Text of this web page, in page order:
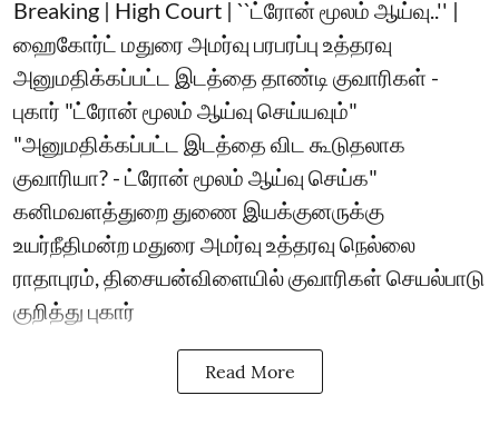
Breaking | High Court | ``ட்ரோன் மூலம் ஆய்வு..'' |
ஹைகோர்ட் மதுரை அமர்வு பரபரப்பு உத்தரவு
அனுமதிக்கப்பட்ட இடத்தை தாண்டி குவாரிகள் -
புகார் "ட்ரோன் மூலம் ஆய்வு செய்யவும்"
"அனுமதிக்கப்பட்ட இடத்தை விட கூடுதலாக
குவாரியா? - ட்ரோன் மூலம் ஆய்வு செய்க"
கனிமவளத்துறை துணை இயக்குனருக்கு
உயர்நீதிமன்ற மதுரை அமர்வு உத்தரவு நெல்லை
ராதாபுரம், திசையன்விளையில் குவாரிகள் செயல்பாடு
குறித்து புகார்
Read More